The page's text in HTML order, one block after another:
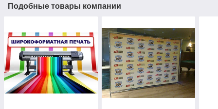
Подобные товары компании